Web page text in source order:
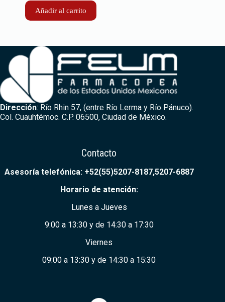
Añadir al carrito
Dirección: Río Rhin 57, (entre Río Lerma y Río Pánuco).
Col. Cuauhtémoc. C.P. 06500, Ciudad de México.
Contacto
Asesoría telefónica: +52(55)5207-8187,5207-6887
Horario de atención:
Lunes a Jueves
9:00 a 13:30 y de 14:30 a 17:30
Viernes
09:00 a 13:30 y de 14:30 a 15:30